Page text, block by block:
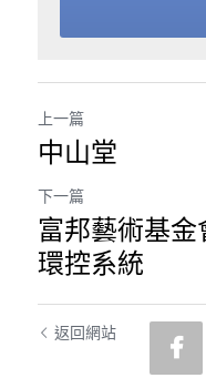
上一篇
中山堂
下一篇
富邦藝術基金
環控系統
返回網站